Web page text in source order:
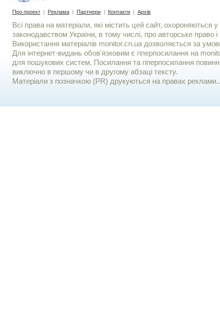
Про проект | Реклама | Партнери | Контакти | Архів
Всі права на матеріали, які містить цей сайт, охороняються у
законодавством України, в тому числі, про авторське право і
Використання матерiалiв monitor.cn.ua дозволяється за
Для iнтернет-видань обов'язковим є гiперпосилання на
для пошукових систем. Посилання та гіперпосилання
виключно в першому чи в другому абзаці тексту.
Матеріали з позначкою (PR) друкуються на правах реклами..